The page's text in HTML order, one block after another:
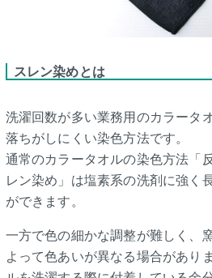
スレン染めとは
洗濯回数が多い業務用のカラータ
落ちがしにくい染色方法です。
通常のカラータオルの染色方法「
レン染め」は塩素系の洗剤に強く
ができます。
一方で色の細かな調整が難しく、
よって色あいが異なる場合があり